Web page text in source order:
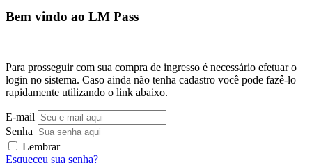
Bem vindo ao LM Pass
Para prosseguir com sua compra de ingresso é necessário efetuar o
login no sistema. Caso ainda não tenha cadastro você pode fazê-lo
rapidamente utilizando o link abaixo.
E-mail
Senha
Lembrar
Esqueceu sua senha?